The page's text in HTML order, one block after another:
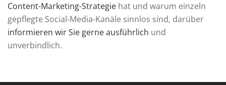
Content-Marketing-Strategie hat und warum einzeln
gepflegte Social-Media-Kanäle sinnlos sind, darüber
informieren wir Sie gerne ausführlich und
unverbindlich.